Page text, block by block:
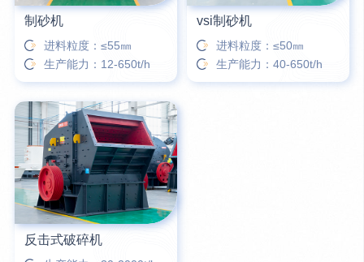
制砂机
进料粒度：≤55㎜
生产能力：12-650t/h
vsi制砂机
进料粒度：≤50㎜
生产能力：40-650t/h
反击式破碎机